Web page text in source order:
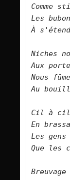
Comme
Les
À
Niches
Aux
Nous
Au
Cil à
En
Les
Que